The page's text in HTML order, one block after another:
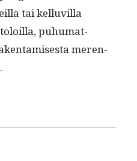
tai kel­luvil­la
puhu­mat­
meren­